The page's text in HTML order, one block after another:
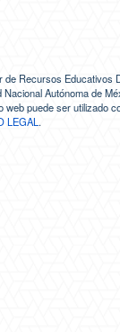
de Recursos Educativos
Autónoma de
web puede ser utilizado
LEGAL .